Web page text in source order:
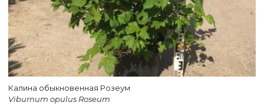
Калина обыкновенная Розеум
Viburnum opulus Roseum